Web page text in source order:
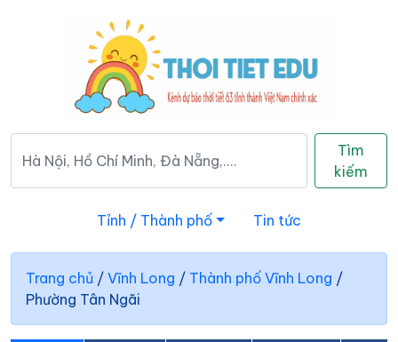
Tìm
kiếm
Tỉnh / Thành phố Tin tức
Trang chủ / Vĩnh Long / Thành phố Vĩnh Long /
Phường Tân Ngãi